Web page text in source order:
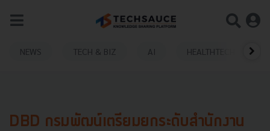
NEWS TECH & BIZ AI HEALTHTECH
DBD กรมพัฒน์เตรียมยกระดับสำนักงาน